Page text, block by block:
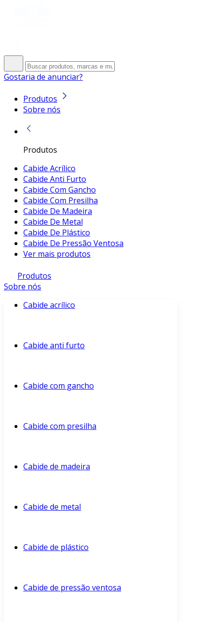
Gostaria de anunciar?
Produtos
Sobre nós
Produtos
Cabide Acrílico
Cabide Anti Furto
Cabide Com Gancho
Cabide Com Presilha
Cabide De Madeira
Cabide De Metal
Cabide De Plástico
Cabide De Pressão Ventosa
Ver mais produtos
Produtos
Sobre nós
Cabide acrílico
Cabide anti furto
Cabide com gancho
Cabide com presilha
Cabide de madeira
Cabide de metal
Cabide de plástico
Cabide de pressão ventosa